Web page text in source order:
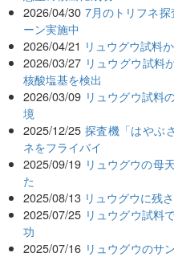
2026/04/30 7月のトリフネ
ーン実施中
2026/04/21 リュウグウ試料
2026/03/27 リュウグウ試料
核酸塩基を検出
2026/03/09 リュウグウ試料
境
2025/12/25 探査機「はやぶ
ネをフライバイ
2025/09/19 リュウグウの母
た
2025/08/13 リュウグウに残
2025/07/25 リュウグウ試料
功
2025/07/16 リュウグウのサ